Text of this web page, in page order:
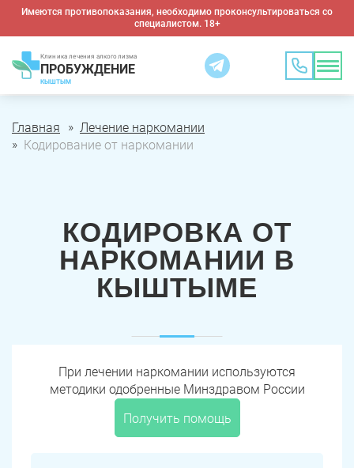
Имеются противопоказания, необходимо проконсультироваться со
специалистом. 18+
Клиника лечения алкоголизма
ПРОБУЖДЕНИЕ
КЫШТЫМ
Главная
Лечение наркомании
Кодирование от наркомании
КОДИРОВКА ОТ
НАРКОМАНИИ В
КЫШТЫМЕ
При лечении наркомании используются
методики одобренные Минздравом России
Получить помощь